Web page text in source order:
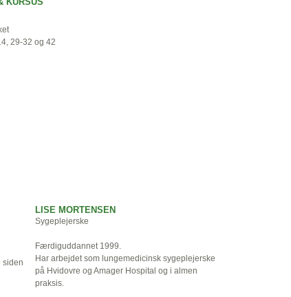
29-32 og 42
siden
LISE MORTENSEN
Sygeplejerske
Færdiguddannet 1999.
Har arbejdet som lungemedicinsk sygeplejerske
på Hvidovre og Amager Hospital og i almen
praksis.